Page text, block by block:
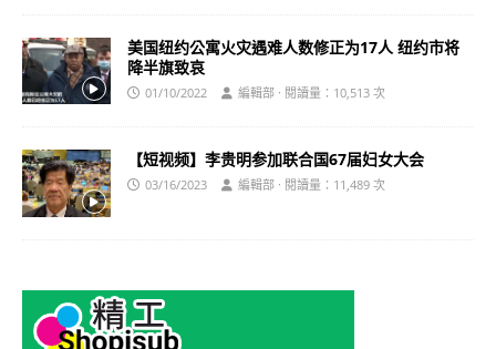
美国纽约公寓火灾遇难人数修正为17人 纽约市将
降半旗致哀
01/10/2022 編輯部 · 閱讀量：10,513 次
【短视频】李贵明参加联合国67届妇女大会
03/16/2023 編輯部 · 閱讀量：11,489 次